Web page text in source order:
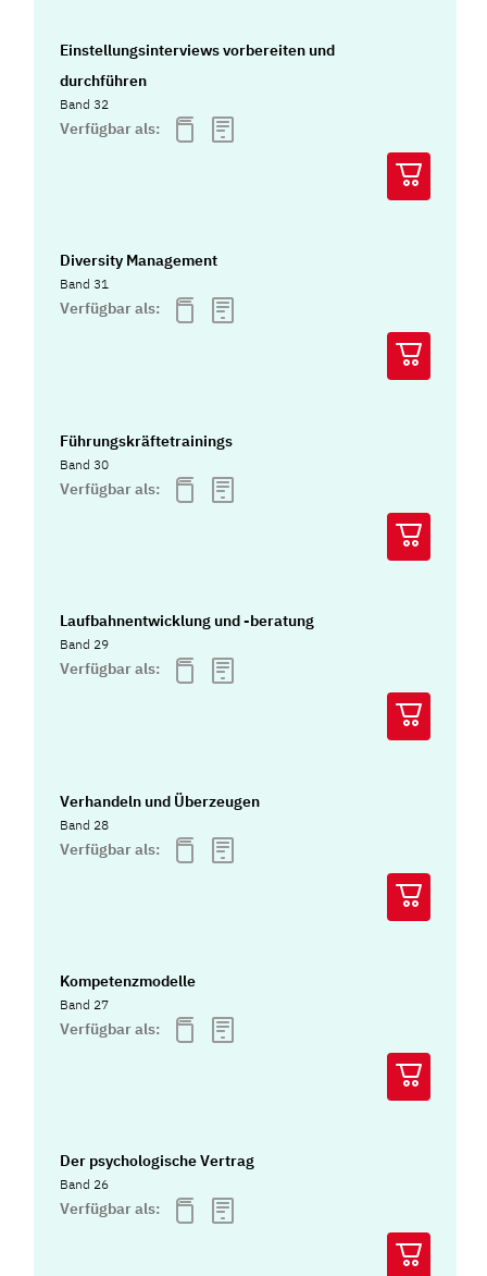
Einstellungsinterviews vorbereiten und
durchführen
Band 32
Verfügbar als:
Diversity Management
Band 31
Verfügbar als:
Führungskräftetrainings
Band 30
Verfügbar als:
Laufbahnentwicklung und -beratung
Band 29
Verfügbar als:
Verhandeln und Überzeugen
Band 28
Verfügbar als:
Kompetenzmodelle
Band 27
Verfügbar als:
Der psychologische Vertrag
Band 26
Verfügbar als: